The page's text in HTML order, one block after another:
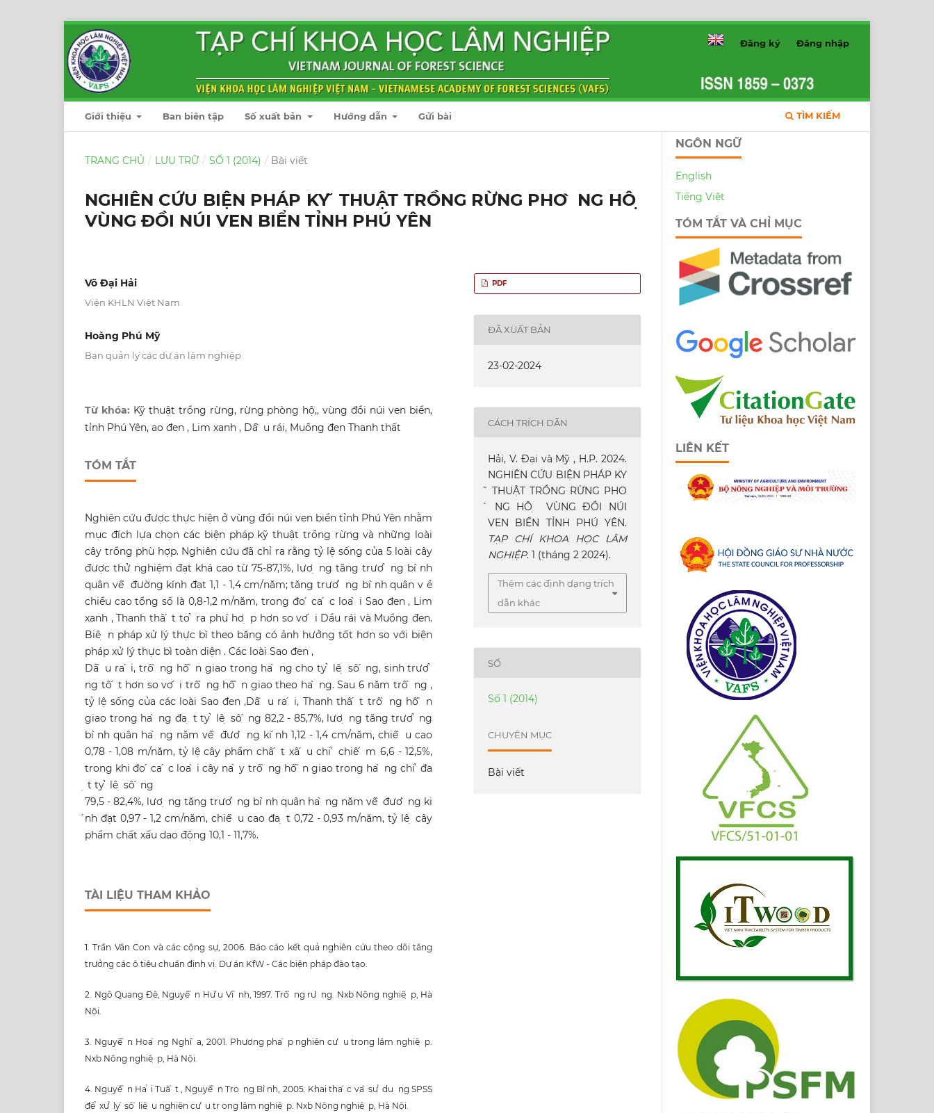
Giới thiệu Ban biên tập Số xuất bản Hướng dẫn Gửi bài TÌM KIẾM
Đăng ký Đăng nhập
TRANG CHỦ / LƯU TRỮ / SỐ 1 (2014) / Bài viết
NGHIÊN CỨU BIỆN PHÁP KY ̃ THUẬT TRỒNG RỪNG PHO ̀ NG HÔ ̣
VÙNG ĐỒI NÚI VEN BIỂN TỈNH PHÚ YÊN
Võ Đại Hải
Viện KHLN Việt Nam
Hoàng Phú Mỹ
Ban quản ly ́các dư ̣án lâm nghiệp
Từ khóa: Kỹ thuật trồng rừng, rừng phòng hộ,, vùng đồi núi ven biển,
tỉnh Phú Yên, ao đen , Lim xanh , Dâ ̀ u rái, Muồng đen Thanh thất
TÓM TẮT
Nghiên cứu được thực hiện ở vùng đồi núi ven biển tỉnh Phú Yên nhằm
mục đích lựa chọn các biện pháp kỹ thuật trồng rừng và những loài
cây trồng phù hợp. Nghiên cứu đã chỉ ra rằng tỷ lệ sống của 5 loài cây
được thử nghiệm đạt khá cao từ 75-87,1%, lươ ̣ ng tăng trươ ̉ ng bi ̀nh
quân vê ̀ đường kính đạt 1,1 - 1,4 cm/năm; tăng trươ ̉ ng bi ̀nh quân v ề
chiều cao tổng số là 0,8-1,2 m/năm, trong đo ́ ca ́ c loa ̀ i Sao đen , Lim
xanh , Thanh thâ ́ t to ̉ ra phu ̀hơ ̣ p hơn so vơ ́ i Dầu rái và Muồng đen.
Biê ̣ n pháp xử lý thực bì theo băng có ảnh hưởng tốt hơn so với biện
pháp xử lý thực bì toàn diện . Các loài Sao đen ,
Dâ ̀ u ra ́ i, trô ̀ ng hô ̃ n giao trong ha ̀ ng cho ty ̉ lê ̣ sô ́ ng, sinh trươ ̉
ng tô ́ t hơn so vơ ́ i trô ̀ ng hô ̃ n giao theo ha ̀ ng. Sau 6 năm trô ̀ ng ,
tỷ lệ sống của các loài Sao đen ,Dâ ̀ u ra ́ i, Thanh thâ ́ t trô ̀ ng hô ̃ n
giao trong ha ̀ ng đa ̣ t ty ̉ lê ̣ sô ́ ng 82,2 - 85,7%, lươ ̣ ng tăng trươ ̉ ng
bi ̀nh quân ha ̀ ng năm vê ̀ đươ ̀ ng ki ́nh 1,12 - 1,4 cm/năm, chiê ̀ u cao
0,78 - 1,08 m/năm, tỷ lệ cây phẩm châ ́ t xâ ́ u chi ̉ chiê ́ m 6,6 - 12,5%,
trong khi đo ́ ca ́ c loa ̀ i cây na ̀ y trô ̀ ng hô ̃ n giao trong ha ̀ ng chi ̉ đa
̣ t ty ̉ lê ̣ sô ́ ng
79,5 - 82,4%, lươ ̣ ng tăng trươ ̉ ng bi ̀nh quân ha ̀ ng năm vê ̀ đươ ̀ ng ki
́nh đạt 0,97 - 1,2 cm/năm, chiê ̀ u cao đa ̣ t 0,72 - 0,93 m/năm, tỷ lê ̣ cây
phẩm chất xấu dao động 10,1 - 11,7%.
TÀI LIỆU THAM KHẢO
1. Trần Văn Con và các cộng sự, 2006. Báo cáo kết quả nghiên cứu theo dõi tăng
trưởng các ô tiêu chuẩn định vị. Dự án KfW - Các biện pháp đào tạo.
2. Ngô Quang Đê, Nguyê ̃ n Hư ̃u Vi ̃ nh, 1997. Trô ̀ ng rư ̀ ng. Nxb Nông nghiê ̣ p, Hà
Nội.
3. Nguyê ̃ n Hoa ̀ ng Nghi ̃ a, 2001. Phương pha ́ p nghiên cư ́ u trong lâm nghiê ̣ p.
Nxb Nông nghiê ̣ p, Hà Nội.
4. Nguyê ̃ n Ha ̉ i Tuâ ́ t , Nguyê ̃ n Tro ̣ ng Bi ̀nh, 2005. Khai tha ́ c va ̀ sư ̉ du ̣ ng SPSS
đê ̉ xư ̉ ly ́ sô ́ liê ̣ u nghiên cư ́ u tr ong lâm nghiê ̣ p. Nxb Nông nghiê ̣ p, Hà Nội.
PDF
ĐÃ XUẤT BẢN
23-02-2024
CÁCH TRÍCH DẪN
Hải, V. Đại và Mỹ , H.P. 2024.
NGHIÊN CỨU BIỆN PHÁP KY
̃ THUẬT TRỒNG RỪNG PHO
̀ NG HÔ ̣ VÙNG ĐỒI NÚI
VEN BIỂN TỈNH PHÚ YÊN.
TẠP CHÍ KHOA HỌC LÂM
NGHIỆP. 1 (tháng 2 2024).
Thêm các định dạng trích
dẫn khác
SỐ
Số 1 (2014)
CHUYÊN MỤC
Bài viết
NGÔN NGỮ
English
Tiếng Việt
TÓM TẮT VÀ CHỈ MỤC
LIÊN KẾT